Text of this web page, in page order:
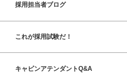
採用担当者ブログ
これが採用試験だ！
キャビンアテンダントQ&A